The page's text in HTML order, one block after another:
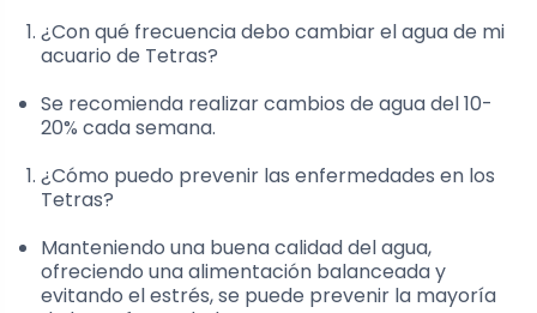
¿Con qué frecuencia debo cambiar el agua de mi
acuario de Tetras?
Se recomienda realizar cambios de agua del 10-
20% cada semana.
¿Cómo puedo prevenir las enfermedades en los
Tetras?
Manteniendo una buena calidad del agua,
ofreciendo una alimentación balanceada y
evitando el estrés, se puede prevenir la mayoría